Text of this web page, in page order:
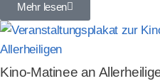
Mehr lesen
Kino-Matinee an